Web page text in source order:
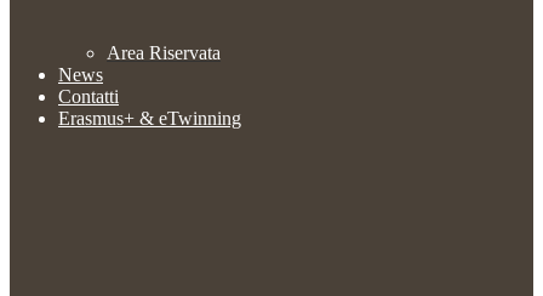
Area Riservata
News
Contatti
Erasmus+ & eTwinning